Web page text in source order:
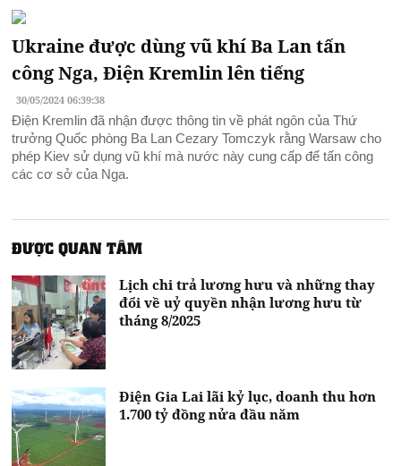
Ukraine được dùng vũ khí Ba Lan tấn
công Nga, Điện Kremlin lên tiếng
30/05/2024 06:39:38
Điện Kremlin đã nhận được thông tin về phát ngôn của Thứ
trưởng Quốc phòng Ba Lan Cezary Tomczyk rằng Warsaw cho
phép Kiev sử dụng vũ khí mà nước này cung cấp để tấn công
các cơ sở của Nga.
ĐƯỢC QUAN TÂM
Lịch chi trả lương hưu và những thay
đổi về uỷ quyền nhận lương hưu từ
tháng 8/2025
Điện Gia Lai lãi kỷ lục, doanh thu hơn
1.700 tỷ đồng nửa đầu năm